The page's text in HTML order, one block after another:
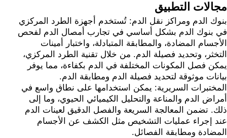
مجالات التطبيق
بنوك الدم ومراكز نقل الدم: تُستخدم أجهزة الطرد المركزي
في بنوك الدم بشكل أساسي في تجارب أمصال الدم لفحص
الأجسام المضادة، والمطابقة المتبادلة، واختبار أمينات
التخثر، وتحديد فصيلة الدم. من خلال تقنية الطرد المركزي،
يمكن فصل المكونات المختلفة في الدم بكفاءة، مما يوفر
بيانات موثوقة لتحديد فصيلة الدم ومطابقة الدم.
المختبرات السريرية: يمكن استخدامها على نطاق واسع في
أمراض الدم والمناعة والتحليل الكيميائي الحيوي، وما إلى
ذلك. تضمن المعالجة السريعة والفصل الدقيق لعينات الدم
عند إجراء عمليات التشخيص مثل الكشف عن الأجسام
المضادة ومطابقة الفصائل.